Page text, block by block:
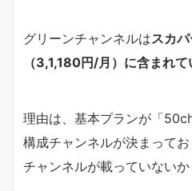
グリーンチャンネルはスカ
（3,1,180円/月）に含まれ
理由は、基本プランが「
構成チャンネルが決まって
チャンネルが載っていないか